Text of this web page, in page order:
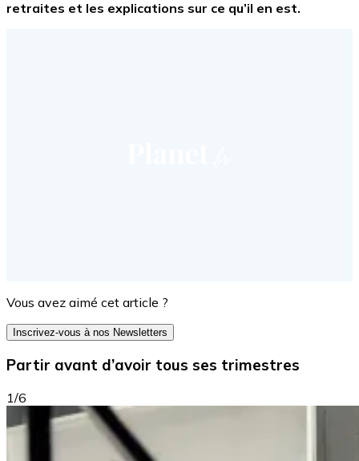
retraites et les explications sur ce qu’il en est.
Vous avez aimé cet article ?
Inscrivez-vous à nos Newsletters
Partir avant d’avoir tous ses trimestres
1/6